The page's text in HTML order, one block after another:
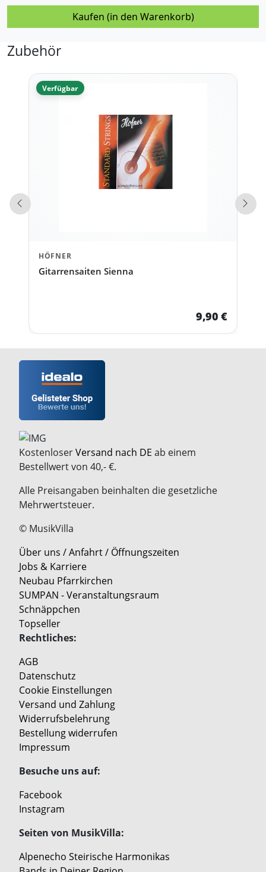
Kaufen (in den Warenkorb)
Zubehör
Verfügbar
HÖFNER
Gitarrensaiten Sienna
9,90 €
Vorherige Produkte
KostenloserVersand nach DE ab einem
Bestellwert von 40,- €.
Alle Preisangaben beinhalten die gesetzliche
Mehrwertsteuer.
© MusikVilla
Über uns / Anfahrt / Öffnungszeiten
Jobs & Karriere
Neubau Pfarrkirchen
SUMPAN - Veranstaltungsraum
Schnäppchen
Topseller
Rechtliches:
AGB
Datenschutz
Cookie Einstellungen
Versand und Zahlung
Widerrufsbelehrung
Bestellung widerrufen
Impressum
Besuche uns auf:
Facebook
Instagram
Seiten von MusikVilla:
Alpenecho Steirische Harmonikas